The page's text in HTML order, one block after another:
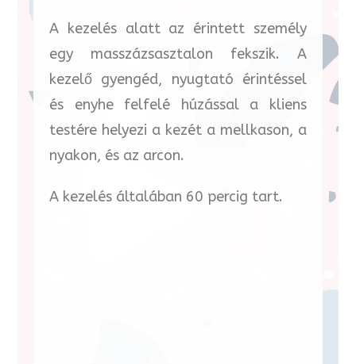
A kezelés alatt az érintett személy
egy masszázsasztalon fekszik. A
kezelő gyengéd, nyugtató érintéssel
és enyhe felfelé húzással a kliens
testére helyezi a kezét a mellkason, a
nyakon, és az arcon.
A kezelés általában 60 percig tart.